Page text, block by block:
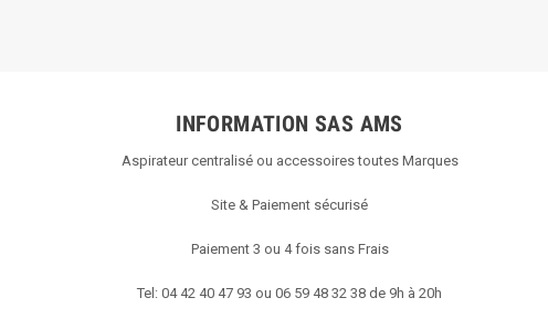
INFORMATION SAS AMS
Aspirateur centralisé ou accessoires toutes Marques
Site & Paiement sécurisé
Paiement 3 ou 4 fois sans Frais
Tel: 04 42 40 47 93 ou 06 59 48 32 38 de 9h à 20h